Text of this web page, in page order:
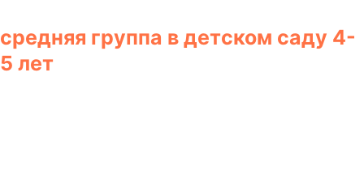
средняя группа в детском саду 4-
5 лет